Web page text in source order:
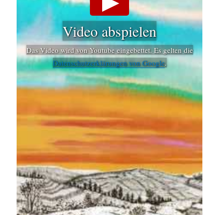
Video abspielen
Das Video wird von Youtube eingebettet. Es gelten die
Datenschutzerklärungen von Google.